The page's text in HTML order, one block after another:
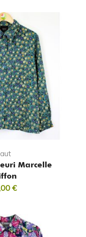
Marcelle
€